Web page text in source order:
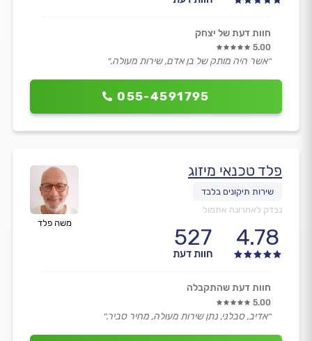
055-4591795
חוות דעת של יצחק
5.00
״אשר היה מותק של בן אדם, שירות מעולה.״
משה פלד
פלד טכנאי מיזוג
נבדק לאחרונה אתמול
4.78
527
חוות דעת
חוות דעת שהתקבלה
5.00
״אדיב, סבלני, נתן שירות מעולה, מחיר סביר.״